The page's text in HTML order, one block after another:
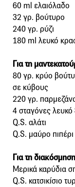
60 ml ελαιόλαδο
32 γρ. βούτυρο
240 γρ. ρύζι
180 ml λευκό
Για τη
80 γρ. κρύο
σε κύβους
220 γρ.
4 σταγόνες λευκό
Q.S. αλάτι
Q.S. μαύρο
Για τη διακόσμηση
Μερικά καρύδια
Q.S. κατσικίσιο